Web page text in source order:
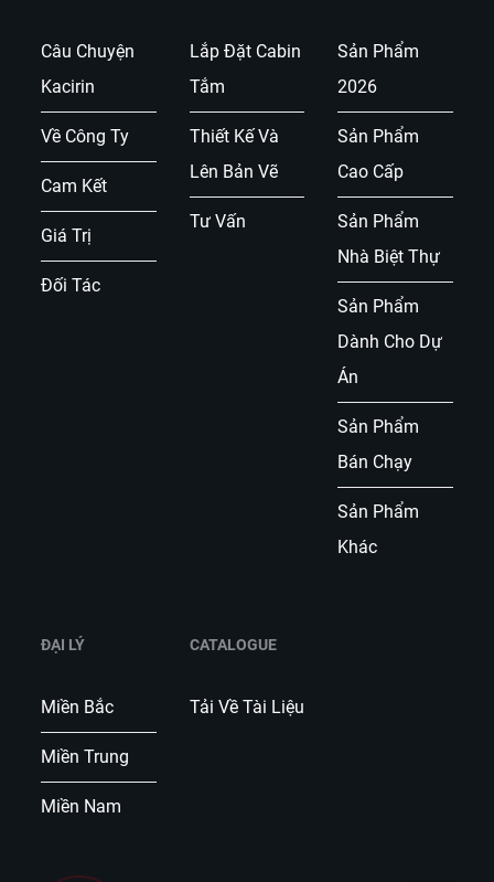
Câu Chuyện
Kacirin
Về Công Ty
Cam Kết
Giá Trị
Đối Tác
Lắp Đặt Cabin
Tắm
Thiết Kế Và
Lên Bản Vẽ
Tư Vấn
Sản Phẩm
2026
Sản Phẩm
Cao Cấp
Sản Phẩm
Nhà Biệt Thự
Sản Phẩm
Dành Cho Dự
Án
Sản Phẩm
Bán Chạy
Sản Phẩm
Khác
ĐẠI LÝ
Miền Bắc
Miền Trung
Miền Nam
CATALOGUE
Tải Về Tài Liệu